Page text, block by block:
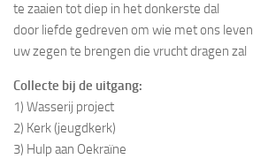
te zaaien tot diep in het donkerste dal
door liefde gedreven om wie met ons leven
uw zegen te brengen die vrucht dragen zal
Collecte bij de uitgang:
1) Wasserij project
2) Kerk (jeugdkerk)
3) Hulp aan Oekraïne